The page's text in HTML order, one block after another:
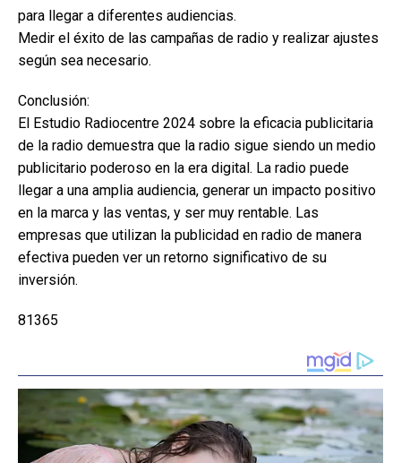
para llegar a diferentes audiencias.
Medir el éxito de las campañas de radio y realizar ajustes
según sea necesario.
Conclusión:
El Estudio Radiocentre 2024 sobre la eficacia publicitaria
de la radio demuestra que la radio sigue siendo un medio
publicitario poderoso en la era digital. La radio puede
llegar a una amplia audiencia, generar un impacto positivo
en la marca y las ventas, y ser muy rentable. Las
empresas que utilizan la publicidad en radio de manera
efectiva pueden ver un retorno significativo de su
inversión.
81365